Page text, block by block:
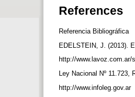
References
Referencia Bibliográfica
EDELSTEIN, J. (2013).
http://
Ley Nacional Nº
http://www.infoleg.gov.ar